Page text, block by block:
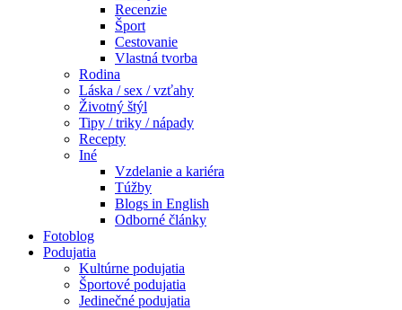
Recenzie
Šport
Cestovanie
Vlastná tvorba
Rodina
Láska / sex / vzťahy
Životný štýl
Tipy / triky / nápady
Recepty
Iné
Vzdelanie a kariéra
Túžby
Blogs in English
Odborné články
Fotoblog
Podujatia
Kultúrne podujatia
Športové podujatia
Jedinečné podujatia